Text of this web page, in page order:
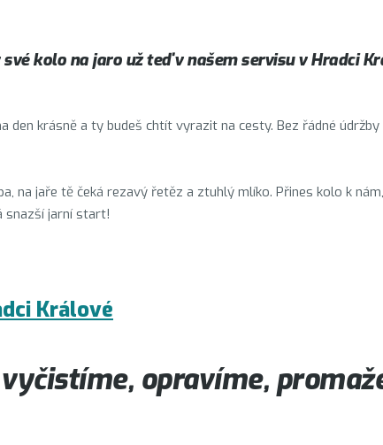
kolo na jaro už teď v našem servisu vHradci
den krásně a ty budeš chtít vyrazit na cesty. Bez řádné
na jaře tě čeká rezavý řetěz a ztuhlý mlíko. Přines kolo k
snazší jarní start!
Králové
opravíme,